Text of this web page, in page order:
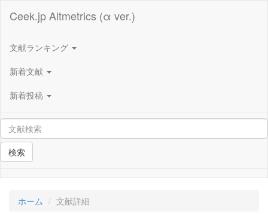
Ceek.jp Altmetrics (α ver.)
文献ランキング
新着文献
新着投稿
検索
ホーム 文献詳細